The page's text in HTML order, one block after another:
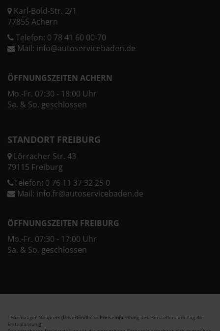
Karl-Bold-Str. 2/1
77855 Achern
Telefon: 0 78 41 60 00-70
Mail: info@autoservicebaden.de
ÖFFNUNGSZEITEN ACHERN
Mo.-Fr. 07:30 - 18:00 Uhr
Sa. & So. geschlossen
STANDORT FREIBURG
Lörracher Str. 43
79115 Freiburg
Telefon: 0 76 11 37 32 25 0
Mail: info.fr@autoservicebaden.de
ÖFFNUNGSZEITEN FREIBURG
Mo.-Fr. 07:30 - 17:00 Uhr
Sa. & So. geschlossen
1 Ehemaliger Neupreis (Unverbindliche Preisempfehlung des Herstellers am Tag der
Erstzulassung).